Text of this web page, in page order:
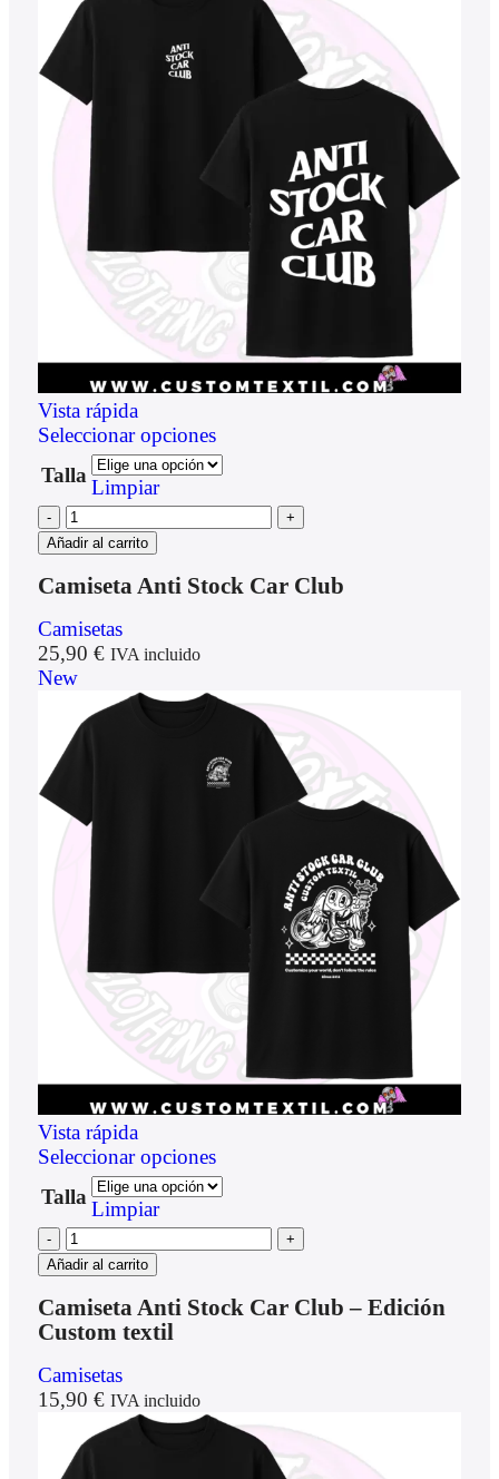
Vista rápida
Seleccionar opciones
Talla
Limpiar
Añadir al carrito
Camiseta Anti Stock Car Club
Camisetas
25,90 € IVA incluido
New
Vista rápida
Seleccionar opciones
Talla
Limpiar
Añadir al carrito
Camiseta Anti Stock Car Club – Edición
Custom textil
Camisetas
15,90 € IVA incluido